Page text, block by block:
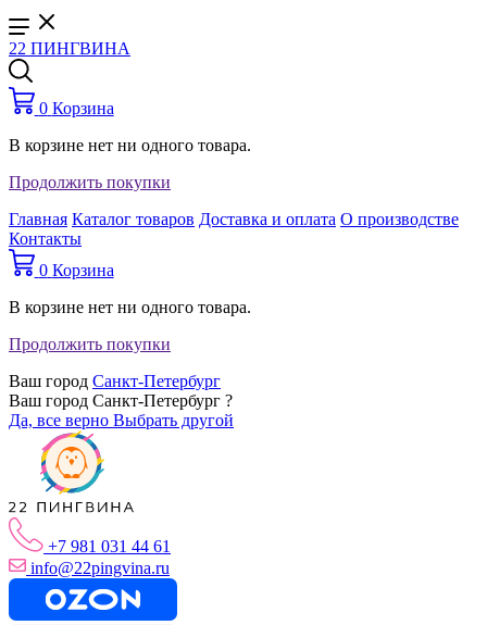
22 ПИНГВИНА
0 Корзина
В корзине нет ни одного товара.
Продолжить покупки
Главная Каталог товаров Доставка и оплата О производстве
Контакты
0 Корзина
В корзине нет ни одного товара.
Продолжить покупки
Ваш город Санкт-Петербург
Ваш город Санкт-Петербург ?
Да, все верно Выбрать другой
+7 981 031 44 61
info@22pingvina.ru